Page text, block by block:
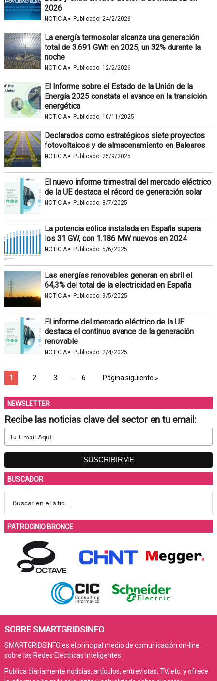
2026
NOTICIA· Publicado: 24/2/2026
La energía termosolar alcanza una generación
total de 3.691 GWh en 2025, un 32% durante la
noche
NOTICIA· Publicado: 12/2/2026
El Informe sobre el Estado de la Unión de la
Energía 2025 constata el avance en la transición
energética
NOTICIA· Publicado: 10/11/2025
Declarados como estratégicos siete proyectos
fotovoltaicos y de almacenamiento en Baleares
NOTICIA· Publicado: 25/9/2025
El nuevo informe trimestral del mercado eléctrico
de la UE destaca el récord de generación solar
NOTICIA· Publicado: 8/7/2025
La potencia eólica instalada en España supera
los 31 GW, con 1.186 MW nuevos en 2024
NOTICIA· Publicado: 5/6/2025
Las energías renovables generan en abril el
64,3% del total de la electricidad en España
NOTICIA· Publicado: 9/5/2025
El informe del mercado eléctrico de la UE
destaca el continuo avance de la generación
renovable
NOTICIA· Publicado: 2/4/2025
1 2 3 6 Página siguiente »
NEWSLETTER
Recibe las noticias clave del sector en tu email:
BUSCADOR
PATROCINIO BRONCE
SOBRE SMARTGRIDSINFO
SMARTGRIDSINFO es el principal medio de comunicación on-line
sobre las Redes Eléctricas Inteligentes.
Publica diariamente noticias, artículos, entrevistas, TV, etc. y ofrece